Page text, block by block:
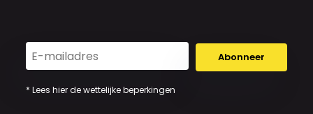
Abonneer
* Lees hier de wettelijke beperkingen